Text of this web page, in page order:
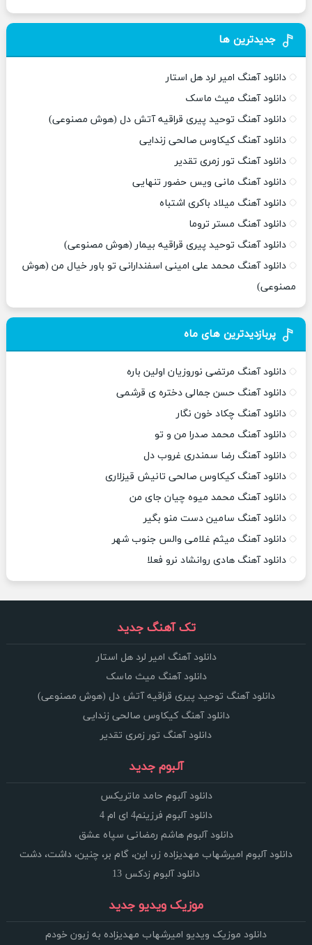
جدیدترین ها
دانلود آهنگ امیر لرد هل استار
دانلود آهنگ میث ماسک
دانلود آهنگ توحید پیری قراقیه آتش دل (هوش مصنوعی)
دانلود آهنگ کیکاوس صالحی زندایی
دانلود آهنگ تور زمری تقدیر
دانلود آهنگ مانی ویس حضور تنهایی
دانلود آهنگ میلاد باکری اشتباه
دانلود آهنگ مستر تروما
دانلود آهنگ توحید پیری قراقیه بیمار (هوش مصنوعی)
دانلود آهنگ محمد علی امینی اسفندارانی تو باور خیال من (هوش
مصنوعی)
پربازدیدترین های ماه
دانلود آهنگ مرتضی نوروزیان اولین باره
دانلود آهنگ حسن جمالی دختره ی قرشمی
دانلود آهنگ چکاد خون نگار
دانلود آهنگ محمد صدرا من و تو
دانلود آهنگ رضا سمندری غروب دل
دانلود آهنگ کیکاوس صالحی تانیش قیزلاری
دانلود آهنگ محمد میوه چیان جای من
دانلود آهنگ سامین دست منو بگیر
دانلود آهنگ میثم غلامی والس جنوب شهر
دانلود آهنگ هادی روانشاد نرو فعلا
تک آهنگ جدید
دانلود آهنگ امیر لرد هل استار
دانلود آهنگ میث ماسک
دانلود آهنگ توحید پیری قراقیه آتش دل (هوش مصنوعی)
دانلود آهنگ کیکاوس صالحی زندایی
دانلود آهنگ تور زمری تقدیر
آلبوم جدید
دانلود آلبوم حامد ماتریکس
دانلود آلبوم فرزینم4 ای ام 4
دانلود آلبوم هاشم رمضانی سپاه عشق
دانلود آلبوم امیرشهاب مهدیزاده زر، این، گام بر، چنین، داشت، دشت
دانلود آلبوم زدکس 13
موزیک ویدیو جدید
دانلود موزیک ویدیو امیرشهاب مهدیزاده به زبون خودم